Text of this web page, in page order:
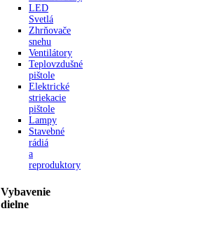
LED
Svetlá
Zhrňovače
snehu
Ventilátory
Teplovzdušné
pištole
Elektrické
striekacie
pištole
Lampy
Stavebné
rádiá
a
reproduktory
Vybavenie
dielne